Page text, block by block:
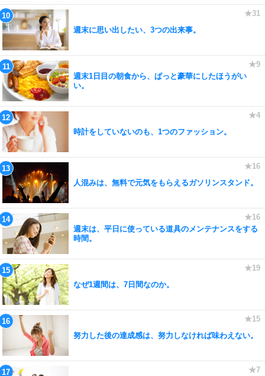
週末に思い出したい、3つの出来事。
週末1日目の朝食から、ぱっと豪華にしたほうがい
い。
時計をしていないのも、1つのファッション。
人混みは、無料で元気をもらえるガソリンスタンド。
週末は、平日に使っている道具のメンテナンスをする
時間。
なぜ1週間は、7日間なのか。
努力した後の達成感は、努力しなければ味わえない。